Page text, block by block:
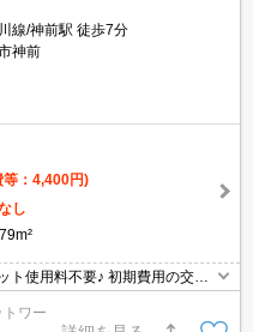
線/神前駅 徒歩7分
神前
等：4,400円)
し
使用料不要♪ 初期費用の交渉
ワー